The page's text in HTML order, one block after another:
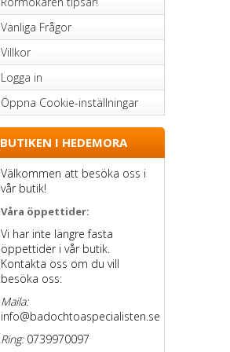
Vanliga Frågor
Villkor
Logga in
Öppna Cookie-inställningar
BUTIKEN I HEDEMORA
Välkommen att besöka oss i
vår butik!
Våra öppettider:
Vi har inte längre fasta
öppettider i vår butik.
Kontakta oss om du vill
besöka oss:
Maila:
info@badochtoaspecialisten.se
Ring:0739970097